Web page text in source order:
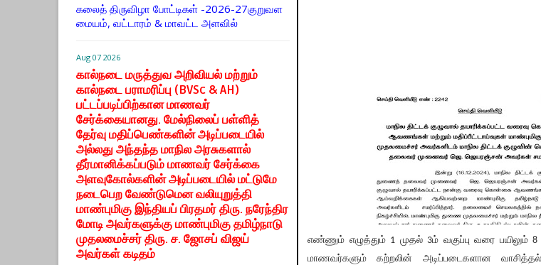
கலைத் திருவிழா போட்டிகள் -2026-27குறுவள
மையம், வட்டாரம் & மாவட்ட அளவில்
Aug 07 2026
கால்நடை மருத்துவ அறிவியல் மற்றும்
கால்நடை பராமரிப்பு (BVSc & AH)
பட்டப்படிப்பிற்கான மாணவர்
சேர்க்கையானது. மேல்நிலைப் பள்ளித்
தேர்வு மதிப்பெண்களின் அடிப்படையில்
அல்லது அந்தந்த மாநில அரசுகளால்
தீர்மானிக்கப்படும் மாணவர் சேர்க்கை
அளவுகோல்களின் அடிப்படையில் மட்டுமே
நடைபெற வேண்டுமென வலியுறுத்தி
மாண்புமிகு இந்தியப் பிரதமர் திரு. நரேந்திர
மோடி அவர்களுக்கு மாண்புமிகு தமிழ்நாடு
முதலமைச்சர் திரு. ச. ஜோசப் விஜய்
அவர்கள் கடிதம்
எண்ணும் எழுத்தும் 1 முதல் 3ம் வகுப்பு வரை பயிலும்
மாணவர்களும் கற்றலின் அடிப்படைகளான